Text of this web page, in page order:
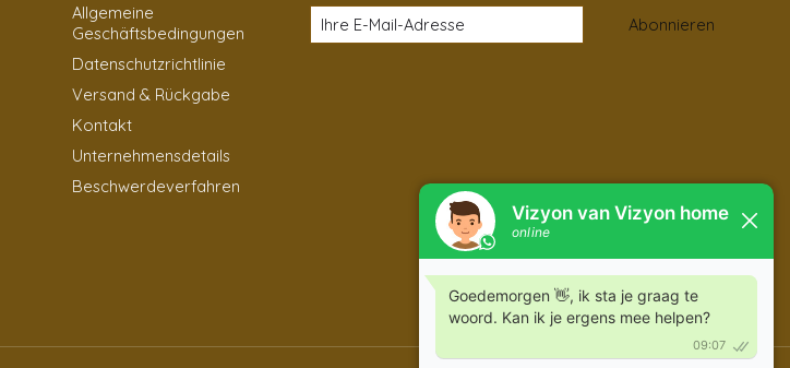
Allgemeine
Geschäftsbedingungen
Datenschutzrichtlinie
Versand & Rückgabe
Kontakt
Unternehmensdetails
Beschwerdeverfahren
Abonnieren